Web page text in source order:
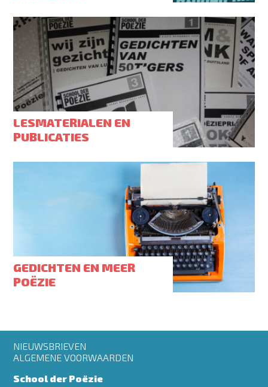
LESMATERIALEN EN
PUBLICATIES
GEDICHTEN EN MEER
POËZIE
Footer
menu
NIEUWSBRIEVEN
ALGEMENE VOORWAARDEN
School der Poëzie